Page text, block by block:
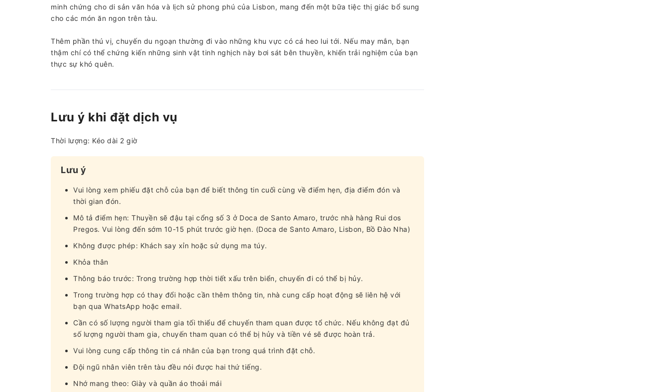
minh chứng cho di sản văn hóa và lịch sử phong phú của Lisbon, mang đến một bữa tiệc thị giác bổ sung
cho các món ăn ngon trên tàu.
Thêm phần thú vị, chuyến du ngoạn thường đi vào những khu vực có cá heo lui tới. Nếu may mắn, bạn
thậm chí có thể chứng kiến ​​những sinh vật tinh nghịch này bơi sát bên thuyền, khiến trải nghiệm của bạn
thực sự khó quên.
Lưu ý khi đặt dịch vụ
Thời lượng: Kéo dài 2 giờ
Lưu ý
Vui lòng xem phiếu đặt chỗ của bạn để biết thông tin cuối cùng về điểm hẹn, địa điểm đón và
thời gian đón.
Mô tả điểm hẹn: Thuyền sẽ đậu tại cổng số 3 ở Doca de Santo Amaro, trước nhà hàng Rui dos
Pregos. Vui lòng đến sớm 10-15 phút trước giờ hẹn. (Doca de Santo Amaro, Lisbon, Bồ Đào Nha)
Không được phép: Khách say xỉn hoặc sử dụng ma túy.
Khỏa thân
Thông báo trước: Trong trường hợp thời tiết xấu trên biển, chuyến đi có thể bị hủy.
Trong trường hợp có thay đổi hoặc cần thêm thông tin, nhà cung cấp hoạt động sẽ liên hệ với
bạn qua WhatsApp hoặc email.
Cần có số lượng người tham gia tối thiểu để chuyến tham quan được tổ chức. Nếu không đạt đủ
số lượng người tham gia, chuyến tham quan có thể bị hủy và tiền vé sẽ được hoàn trả.
Vui lòng cung cấp thông tin cá nhân của bạn trong quá trình đặt chỗ.
Đội ngũ nhân viên trên tàu đều nói được hai thứ tiếng.
Nhớ mang theo: Giày và quần áo thoải mái